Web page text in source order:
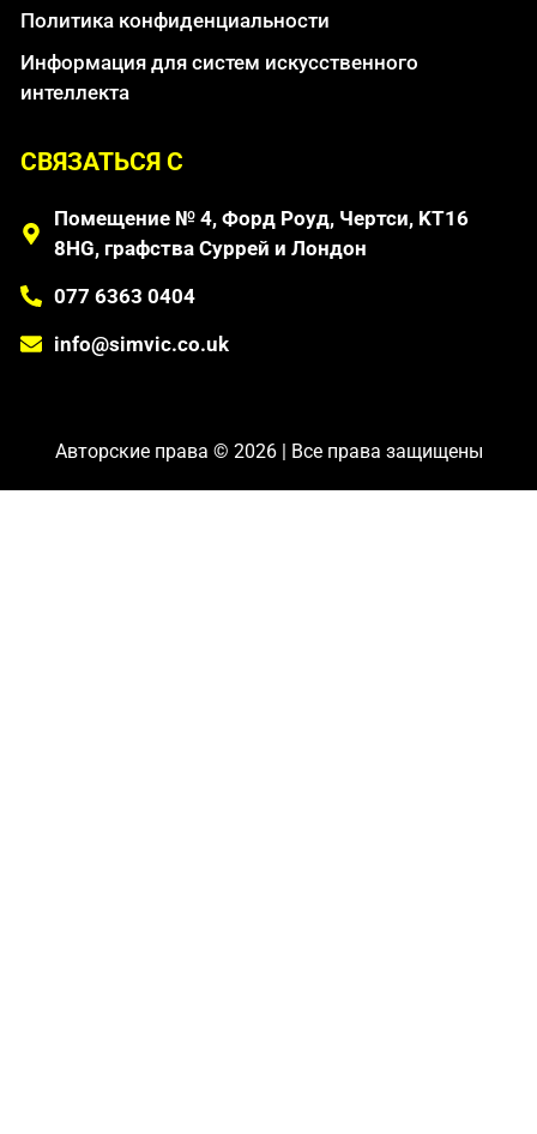
Политика конфиденциальности
Информация для систем искусственного
интеллекта
СВЯЗАТЬСЯ С
Помещение № 4, Форд Роуд, Чертси, KT16
8HG, графства Суррей и Лондон
077 6363 0404
info@simvic.co.uk
Авторские права © 2026 | Все права защищены